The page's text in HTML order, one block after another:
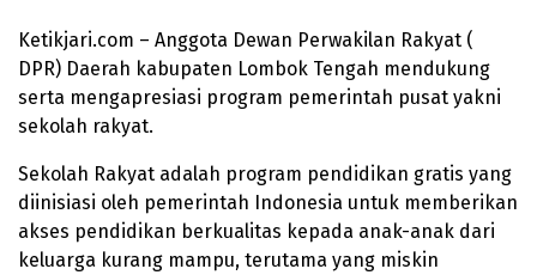
Ketikjari.com – Anggota Dewan Perwakilan Rakyat (
DPR) Daerah kabupaten Lombok Tengah mendukung
serta mengapresiasi program pemerintah pusat yakni
sekolah rakyat.
Sekolah Rakyat adalah program pendidikan gratis yang
diinisiasi oleh pemerintah Indonesia untuk memberikan
akses pendidikan berkualitas kepada anak-anak dari
keluarga kurang mampu, terutama yang miskin